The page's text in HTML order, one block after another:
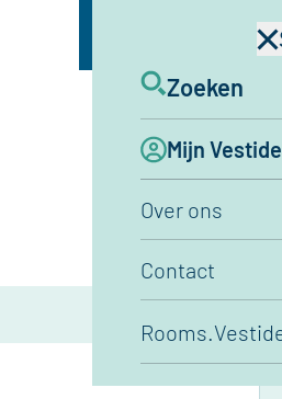
Zoeken
Mijn Vestide
Over ons
Contact